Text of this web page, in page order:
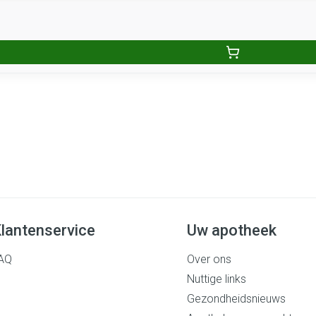
Uw apotheek
Over ons
Nuttige links
Gezondheidsnieuws